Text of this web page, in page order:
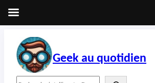
contenu
Geek au quotidien